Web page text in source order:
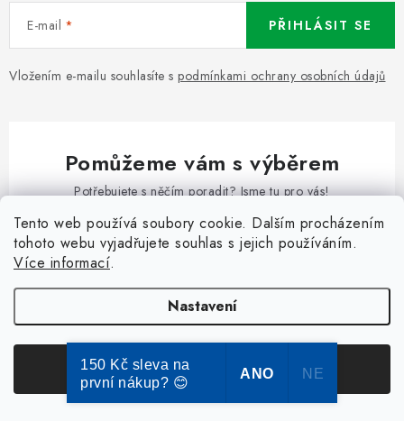
Tento web používá soubory cookie. Dalším procházením
tohoto webu vyjadřujete souhlas s jejich používáním.
Více informací.
Nastavení
Souhlasím
E-mail
Vložením e-mailu souhlasíte s podmínkami ochrany osobních údajů
PŘIHLÁSIT SE
Pomůžeme vám s výběrem
Potřebujete s něčím poradit? Jsme tu pro vás!
obchod@dokose.cz
+420 773 111 269
150 Kč sleva na
první nákup? 😊
ANO NE